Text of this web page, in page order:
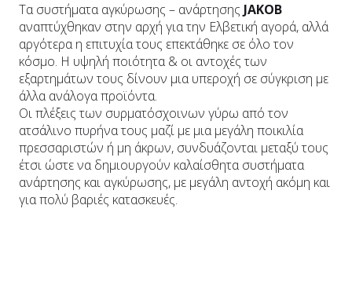
Τα συστήματα αγκύρωσης – ανάρτησης JAKOB
αναπτύχθηκαν στην αρχή για την Ελβετική αγορά, αλλά
αργότερα η επιτυχία τους επεκτάθηκε σε όλo τον
κόσμο. Η υψηλή ποιότητα & οι αντοχές των
εξαρτημάτων τους δίνουν μια υπεροχή σε σύγκριση με
άλλα ανάλογα προϊόντα.
Οι πλέξεις των συρματόσχοινων γύρω από τον
ατσάλινο πυρήνα τους μαζί με μια μεγάλη ποικιλία
πρεσσαριστών ή μη άκρων, συνδυάζονται μεταξύ τους
έτσι ώστε να δημιουργούν καλαίσθητα συστήματα
ανάρτησης και αγκύρωσης, με μεγάλη αντοχή ακόμη και
για πολύ βαριές κατασκευές.